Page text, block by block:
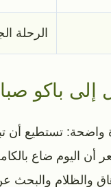
الرحلة
باكو
تستطيع أن
اليوم ضاع
والظلام والبحث